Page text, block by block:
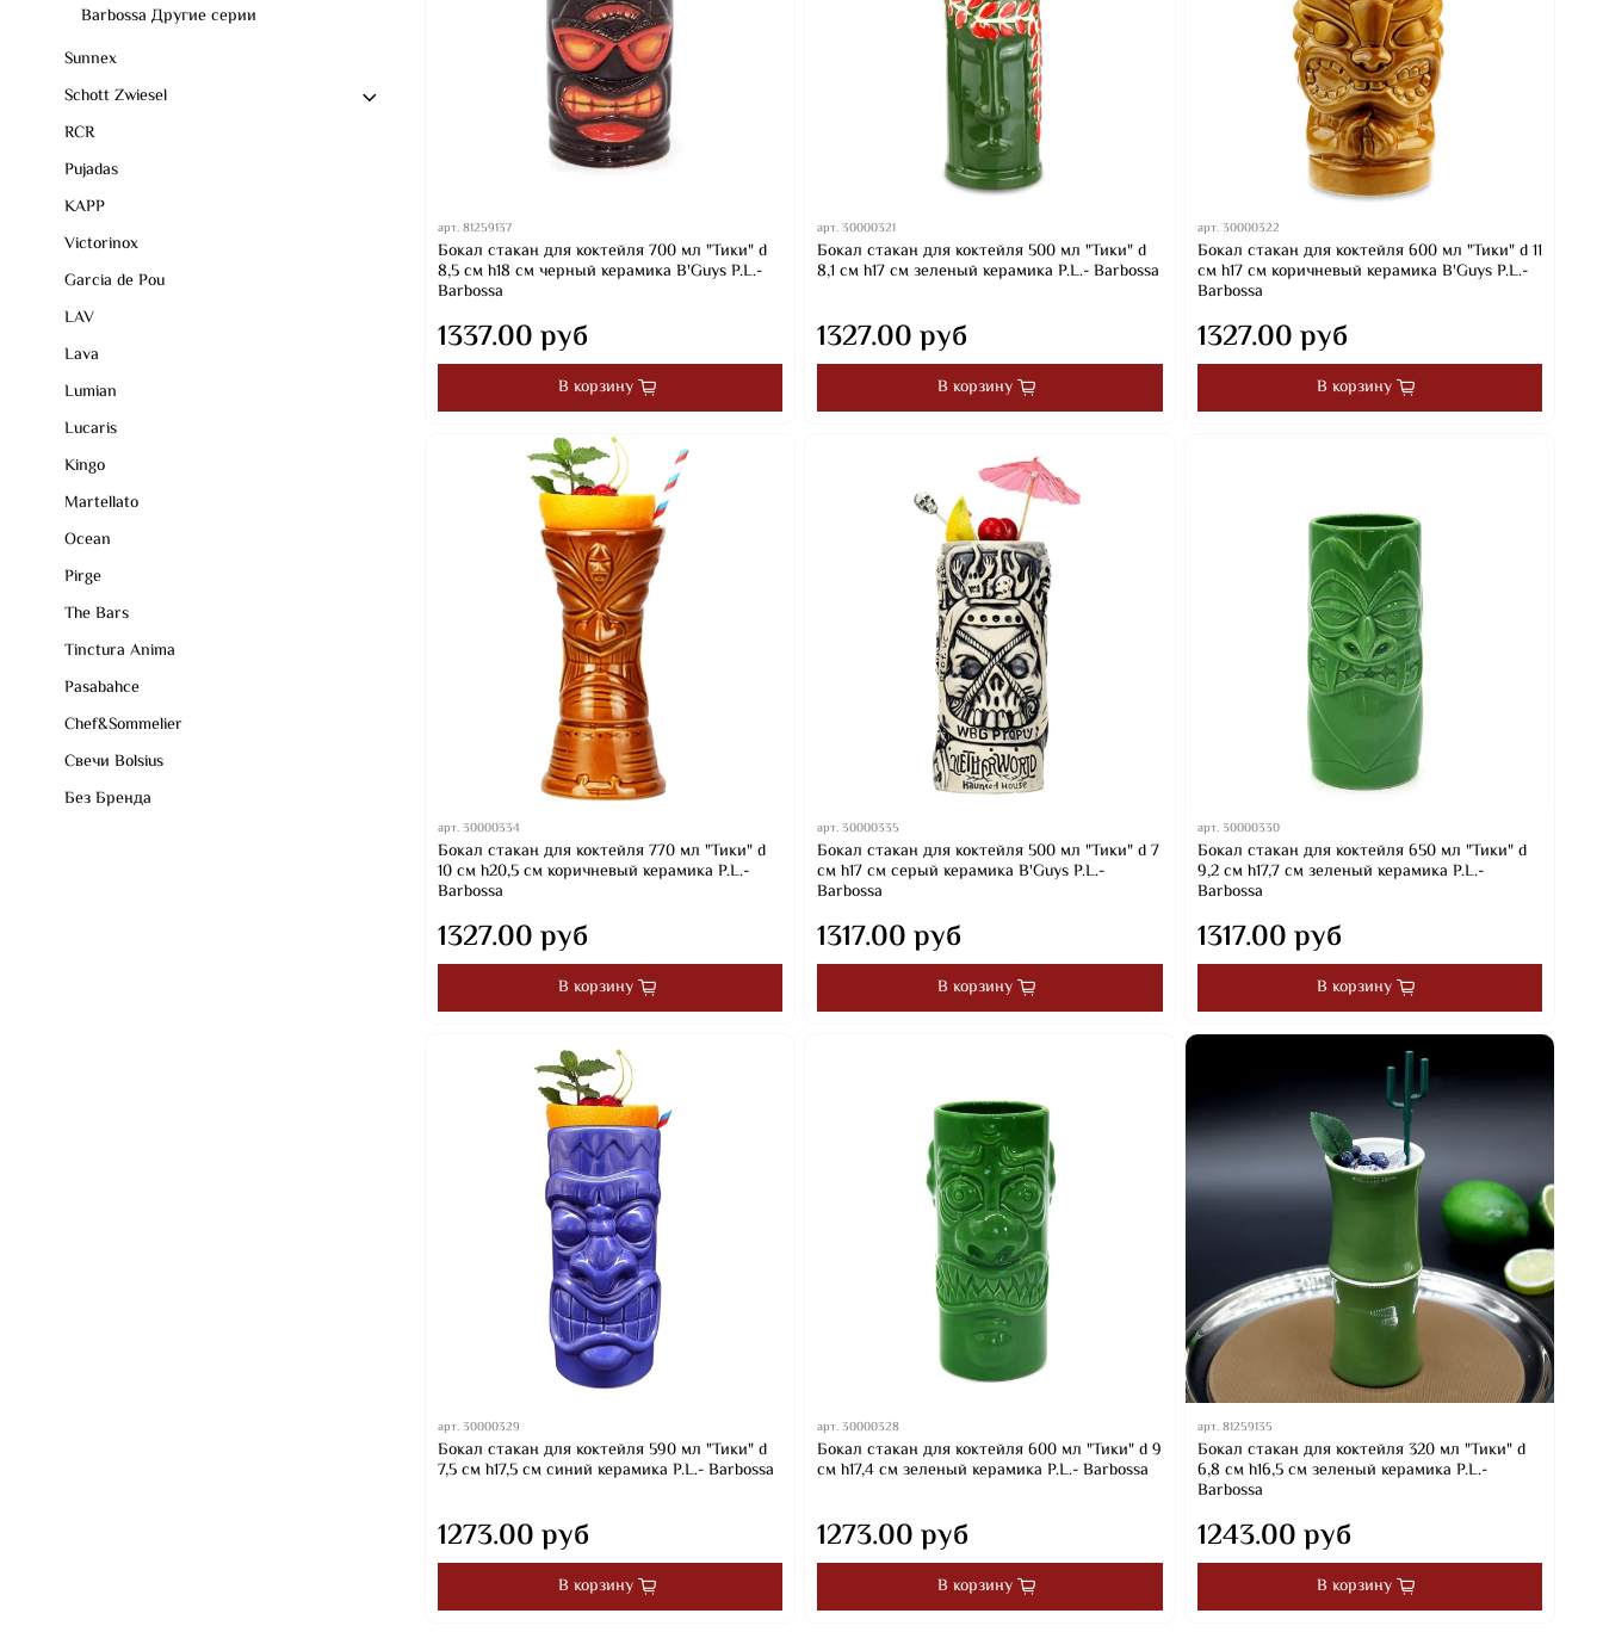
арт.81259137
Бокал стакан для коктейля 700 мл "Тики" d
8,5 см h18 см черный керамика B'Guys P.L.-
Barbossa
1337.00 руб
В корзину
арт.30000321
Бокал стакан для коктейля 500 мл "Тики" d
8,1 см h17 см зеленый керамика P.L.- Barbossa
1327.00 руб
В корзину
арт.30000322
Бокал стакан для коктейля 600 мл "Тики" d 11
см h17 см коричневый керамика B'Guys P.L.-
Barbossa
1327.00 руб
В корзину
арт.30000334
Бокал стакан для коктейля 770 мл "Тики" d
10 см h20,5 см коричневый керамика P.L.-
Barbossa
1327.00 руб
В корзину
арт.30000335
Бокал стакан для коктейля 500 мл "Тики" d 7
см h17 см серый керамика B'Guys P.L.-
Barbossa
1317.00 руб
В корзину
арт.30000330
Бокал стакан для коктейля 650 мл "Тики" d
9,2 см h17,7 см зеленый керамика P.L.-
Barbossa
1317.00 руб
В корзину
арт.30000329
Бокал стакан для коктейля 590 мл "Тики" d
7,5 см h17,5 см синий керамика P.L.- Barbossa
1273.00 руб
В корзину
арт.30000328
Бокал стакан для коктейля 600 мл "Тики" d 9
см h17,4 см зеленый керамика P.L.- Barbossa
1273.00 руб
В корзину
арт.81259135
Бокал стакан для коктейля 320 мл "Тики" d
6,8 см h16,5 см зеленый керамика P.L.-
Barbossa
1243.00 руб
В корзину
Barbossa Другие серии
Sunnex
Schott Zwiesel
RCR
Pujadas
KAPP
Victorinox
Garcia de Pou
LAV
Lava
Lumian
Lucaris
Kingo
Martellato
Ocean
Pirge
The Bars
Tinctura Anima
Pasabahce
Chef&Sommelier
Свечи Bolsius
Без Бренда